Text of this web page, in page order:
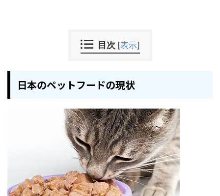
目次 [表示]
日本のペットフードの現状